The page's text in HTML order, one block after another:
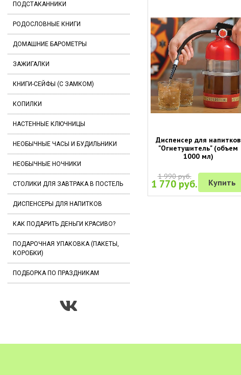
ПОДСТАКАННИКИ
РОДОСЛОВНЫЕ КНИГИ
ДОМАШНИЕ БАРОМЕТРЫ
ЗАЖИГАЛКИ
КНИГИ-СЕЙФЫ (С ЗАМКОМ)
КОПИЛКИ
НАСТЕННЫЕ КЛЮЧНИЦЫ
НЕОБЫЧНЫЕ ЧАСЫ И БУДИЛЬНИКИ
НЕОБЫЧНЫЕ НОЧНИКИ
СТОЛИКИ ДЛЯ ЗАВТРАКА В ПОСТЕЛЬ
ДИСПЕНСЕРЫ ДЛЯ НАПИТКОВ
КАК ПОДАРИТЬ ДЕНЬГИ КРАСИВО?
ПОДАРОЧНАЯ УПАКОВКА (ПАКЕТЫ,
КОРОБКИ)
ПОДБОРКА ПО ПРАЗДНИКАМ
Диспенсер для напитков
"Огнетушитель" (объем
1000 мл)
1 990 руб.
1 770 руб. Купить